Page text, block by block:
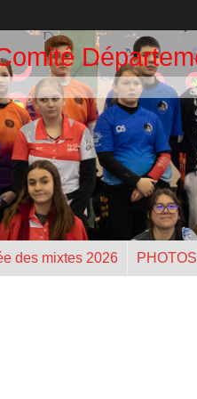
des mixtes 2026